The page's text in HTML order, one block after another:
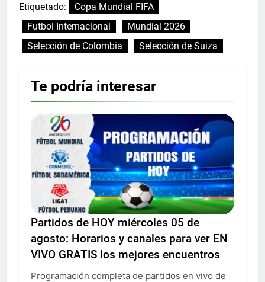
Etiquetado:
Copa Mundial FIFA
Futbol Internacional
Mundial 2026
Selección de Colombia
Selección de Suiza
Te podría interesar
Partidos de HOY miércoles 05 de
agosto: Horarios y canales para ver EN
VIVO GRATIS los mejores encuentros
Programación completa de partidos en vivo de